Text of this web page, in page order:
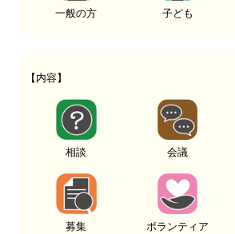
一般の方 子ども
【内容】
相談 会議
募集 ボランティア